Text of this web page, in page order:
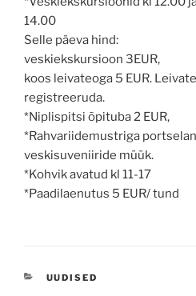
14.00
Selle päeva hind:
veskiekskursioon 3EUR,
koos leivateoga 5 EUR.
registreeruda.
*Niplispitsi õpituba 2 EUR,
*Rahvariidemustriga
veskisuveniiride müük.
*Kohvik avatud kl 11-17
*Paadilaenutus 5 EUR/ tund
CATEGORIES
UUDISED